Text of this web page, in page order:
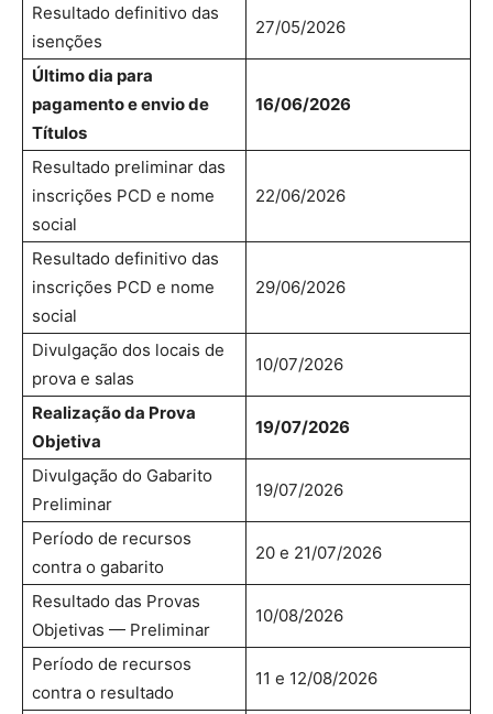
Resultado definitivo das
isenções
27/05/2026
Último dia para
pagamento e envio de
Títulos
16/06/2026
Resultado preliminar das
inscrições PCD e nome
social
22/06/2026
Resultado definitivo das
inscrições PCD e nome
social
29/06/2026
Divulgação dos locais de
prova e salas
10/07/2026
Realização da Prova
Objetiva
19/07/2026
Divulgação do Gabarito
Preliminar
19/07/2026
Período de recursos
contra o gabarito
20 e 21/07/2026
Resultado das Provas
Objetivas — Preliminar
10/08/2026
Período de recursos
contra o resultado
11 e 12/08/2026